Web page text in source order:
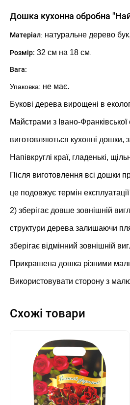
Дошка кухонна обробна
Матеріал: натуральне дерево
Розмір: 32 см на 18 см
Вага:
Упаковка: не має.
Букові дерева вирощені в
Майстрами з Івано-
виготовляються кухонні дошки,
Напівкруглі краї, гладенькі,
Після виготовлення всі дошки
це подовжує термін
2) зберігає довше зовнішній
структури дерева залишаючи
зберігає відмінний зовнішній
Прикрашена дошка різними
Використовувати сторону з
Схожі товари